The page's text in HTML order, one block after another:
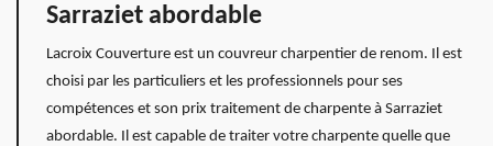
Sarraziet abordable
Lacroix Couverture est un couvreur charpentier de renom. Il est
choisi par les particuliers et les professionnels pour ses
compétences et son prix traitement de charpente à Sarraziet
abordable. Il est capable de traiter votre charpente quelle que